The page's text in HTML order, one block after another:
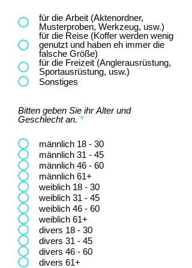
für die Arbeit (Aktenordner,
Musterproben, Werkzeug, usw.)
für die Reise (Koffer werden wenig
genutzt und haben eh immer die
falsche Größe)
für die Freizeit (Anglerausrüstung,
Sportausrüstung, usw.)
Sonstiges
Bitten geben Sie ihr Alter und
Geschlecht an. *
männlich 18 - 30
männlich 31 - 45
männlich 46 - 60
männlich 61+
weiblich 18 - 30
weiblich 31 - 45
weiblich 46 - 60
weiblich 61+
divers 18 - 30
divers 31 - 45
divers 46 - 60
divers 61+